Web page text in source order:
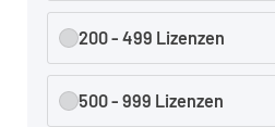
200 - 499 Lizenzen
500 - 999 Lizenzen